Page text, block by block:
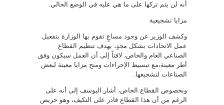
أنه لن يتم تركها على ما هي عليه في الوضع الحالي.
مزايا تشجيعية
وكشف الوزير عن وجود مساعٍ تقوم بها الوزارة بتفعيل
عمل الاتحادات بشكل مجدٍ، بهدف تنظيم القطاع
الصناعي العام والخاص، لافتاً إلى أن العمل سيكون وفق
أطر معينة،مع تبسيط الإجراءات ومنح مزايا معينة لبعض
الصناعات لتشجيعها.
وبخصوص القطاع الخاص، أشار اليوسف إلى أنه على
الرغم من أن هذا القطاع قادر على التكيف، وهو حريص